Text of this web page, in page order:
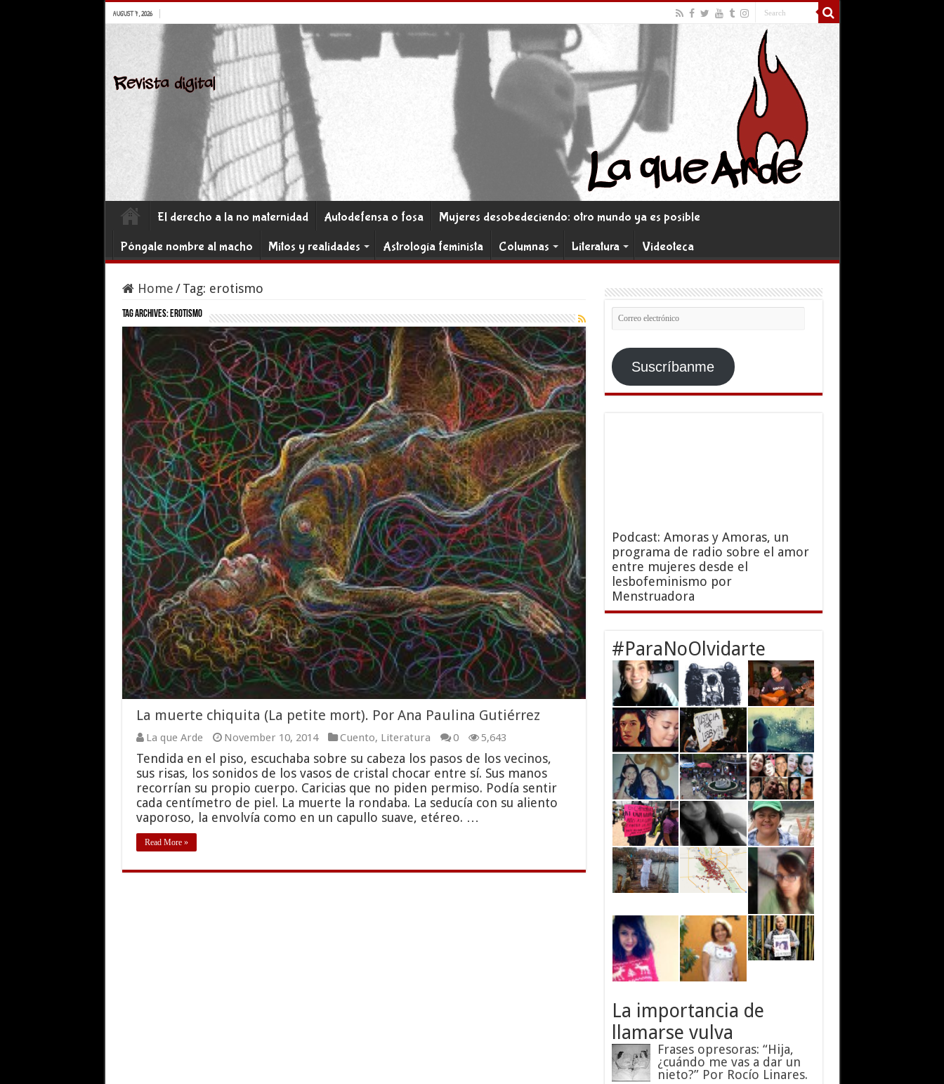
AUGUST 7, 2026
El derecho a la no maternidad Autodefensa o fosa
Mujeres desobedeciendo: otro mundo ya es posible
Póngale nombre al macho
Mitos y realidades Astrología feminista Columnas Literatura Videoteca
Home/ Tag: erotismo
Tag Archives:erotismo
La muerte chiquita (La petite mort). Por Ana Paulina Gutiérrez
La que Arde November 10, 2014 Cuento, Literatura 0 5,643
Tendida en el piso, escuchaba sobre su cabeza los pasos de los vecinos,
sus risas, los sonidos de los vasos de cristal chocar entre sí. Sus manos
recorrían su propio cuerpo. Caricias que no piden permiso. Podía sentir
cada centímetro de piel. La muerte la rondaba. La seducía con su aliento
vaporoso, la envolvía como en un capullo suave, etéreo. …
Read More »
Correo
electrónico
Suscríbanme
Podcast: Amoras y Amoras, un
programa de radio sobre el amor
entre mujeres desde el
lesbofeminismo por
Menstruadora
#ParaNoOlvidarte
La importancia de
llamarse vulva
Frases opresoras: “Hija,
¿cuándo me vas a dar un
nieto?” Por Rocío Linares.